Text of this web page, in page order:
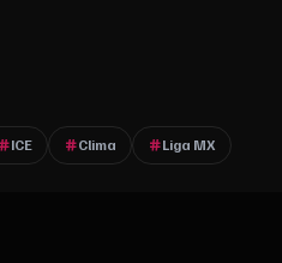
ICE Clima Liga MX